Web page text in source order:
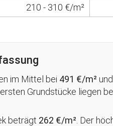
210 - 310 €/m²
im Mittel bei 491 €/m²
Grundstücke liegen
beträgt 262 €/m² . Der